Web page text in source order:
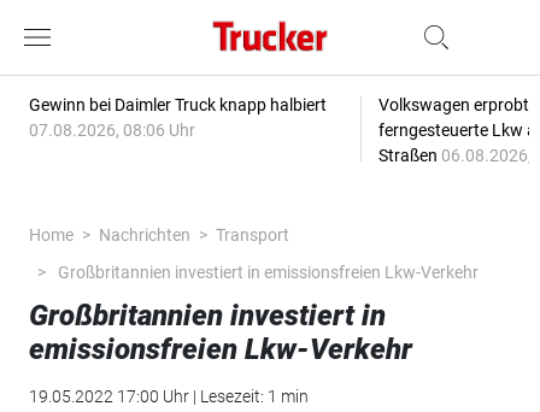
Gewinn bei Daimler Truck knapp halbiert
07.08.2026, 08:06 Uhr
Volkswagen erprobt
ferngesteuerte Lkw
Straßen 06.08.2026,
Home Nachrichten
Transport
Großbritannien investiert in emissionsfreien Lkw-Verkehr
Großbritannien investiert in
emissionsfreien Lkw-Verkehr
19.05.2022 17:00 Uhr | Lesezeit: 1 min